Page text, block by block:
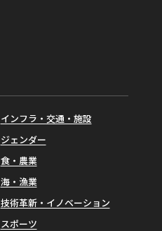
インフラ・交通・施設
ジェンダー
食・農業
海・漁業
技術革新・イノベーション
スポーツ